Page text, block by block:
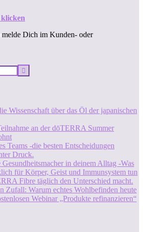
melde Dich im Kunden- oder
Wissenschaft über das Öl der japanischen
an der dōTERRA Summer
Teams -die besten Entscheidungen
Druck.
Gesundheitsmacher in deinem Alltag -Was
für Körper, Geist und Immunsystem tun
Fibre täglich den Unterschied macht.
Zufall: Warum echtes Wohlbefinden heute
Webinar „Produkte refinanzieren“